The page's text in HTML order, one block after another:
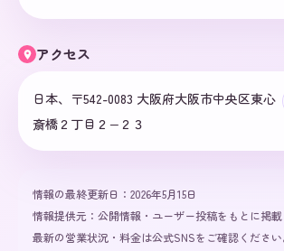
アクセス
日本、〒542-0083 大阪府大阪市中央区東心
斎橋２丁目２−２３
情報の最終更新日： 2026年5月15日
情報提供元： 公開情報・ユーザー投稿をもとに掲載
最新の営業状況・料金は公式SNSをご確認ください